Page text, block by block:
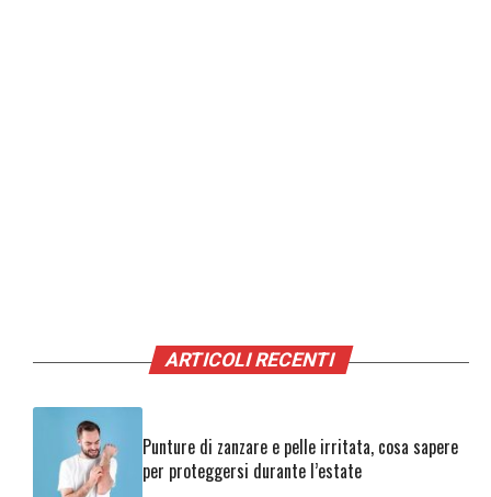
ARTICOLI RECENTI
Punture di zanzare e pelle irritata, cosa sapere
per proteggersi durante l’estate